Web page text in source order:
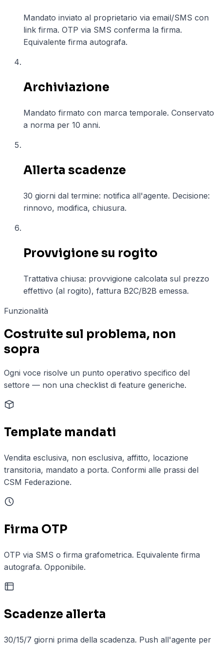
Mandato inviato al proprietario via email/SMS con
link firma. OTP via SMS conferma la firma.
Equivalente firma autografa.
Archiviazione
Mandato firmato con marca temporale. Conservato
a norma per 10 anni.
Allerta scadenze
30 giorni dal termine: notifica all'agente. Decisione:
rinnovo, modifica, chiusura.
Provvigione su rogito
Trattativa chiusa: provvigione calcolata sul prezzo
effettivo (al rogito), fattura B2C/B2B emessa.
Funzionalità
Costruite sul problema, non
sopra
Ogni voce risolve un punto operativo specifico del
settore — non una checklist di feature generiche.
Template mandati
Vendita esclusiva, non esclusiva, affitto, locazione
transitoria, mandato a porta. Conformi alle prassi del
CSM Federazione.
Firma OTP
OTP via SMS o firma grafometrica. Equivalente firma
autografa. Opponibile.
Scadenze allerta
30/15/7 giorni prima della scadenza. Push all'agente per